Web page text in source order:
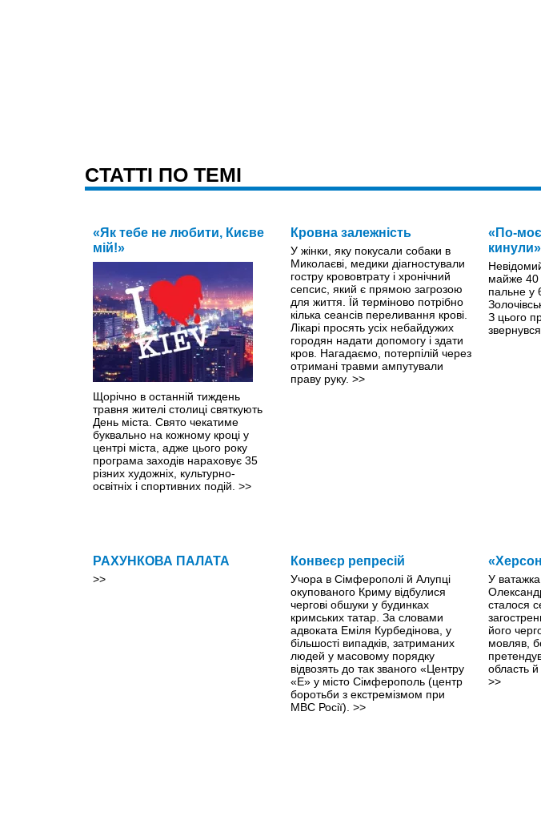
CТАТТІ ПО ТЕМІ
«Як тебе не любити, Києве
мій!»
Щорічно в останній тиждень
травня жителі столиці святкують
День міста. Свято чекатиме
буквально на кожному кроці y
центрі міста, адже цього року
програма заходів нараховує 35
різних художніх, культурно-
освітніх і спортивних подій. >>
Кровна залежність
У жінки, яку покусали собаки в
Миколаєві, медики діагностували
гостру крововтрату і хронічний
сепсис, який є прямою загрозою
для життя. Їй терміново потрібно
кілька сеансів переливання крові.
Лікарі просять усіх небайдужих
городян надати допомогу і здати
кров. Нагадаємо, потерпілій через
отримані травми ампутували
праву руку. >>
«По-
кинули»
майже 40
пальне у
З цього
РАХУНКОВА ПАЛАТА
>>
Конвеєр репресій
Учора в Сімферополі й Алупці
окупованого Криму відбулися
чергові обшуки у будинках
кримських татар. За словами
адвоката Еміля Курбедінова, у
більшості випадків, затриманих
людей у масовому порядку
відвозять до так званого «Центру
«Е» у місто Сімферополь (центр
боротьби з екстремізмом при
МВС Росії). >>
У
сталося
його
мовляв,
область й
>>